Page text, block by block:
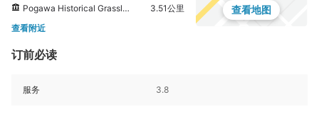
Pogawa Historical Grassland
3.51公里
查看附近
查看地图
订前必读
服务 3.8